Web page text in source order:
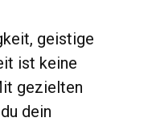
geistige
ist keine
gezielten
dein